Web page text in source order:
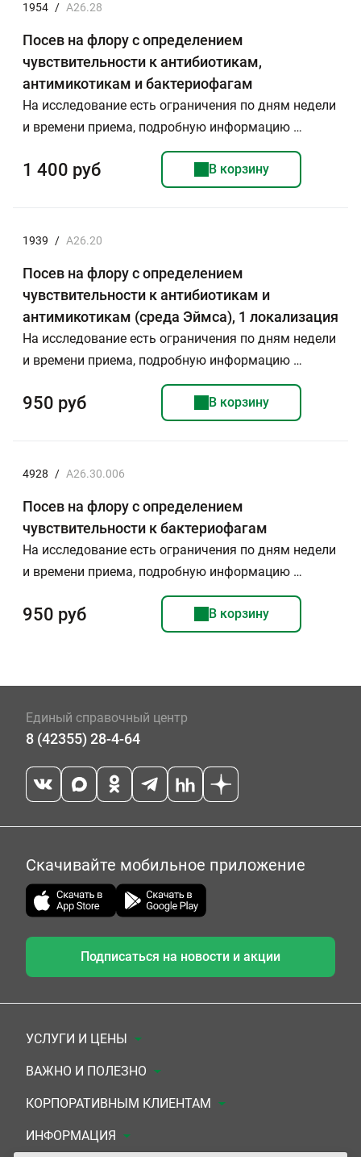
1954 / А26.28
Посев на флору с определением
чувствительности к антибиотикам,
антимикотикам и бактериофагам
На исследование есть ограничения по дням недели
и времени приема, подробную информацию …
1 400 руб В корзину
1939 / А26.20
Посев на флору с определением
чувствительности к антибиотикам и
антимикотикам (среда Эймса), 1 локализация
На исследование есть ограничения по дням недели
и времени приема, подробную информацию …
950 руб В корзину
4928 / A26.30.006
Посев на флору с определением
чувствительности к бактериофагам
На исследование есть ограничения по дням недели
и времени приема, подробную информацию …
950 руб В корзину
Единый справочный центр
8 (42355) 28-4-64
Скачивайте мобильное приложение
Подписаться на новости и акции
УСЛУГИ И ЦЕНЫ
Анализы
Комплексы
УЗИ
ВАЖНО И ПОЛЕЗНО
Документы для заключения договора
Система скидок
КОРПОРАТИВНЫМ КЛИЕНТАМ
Медицинским организациям
ИНФОРМАЦИЯ